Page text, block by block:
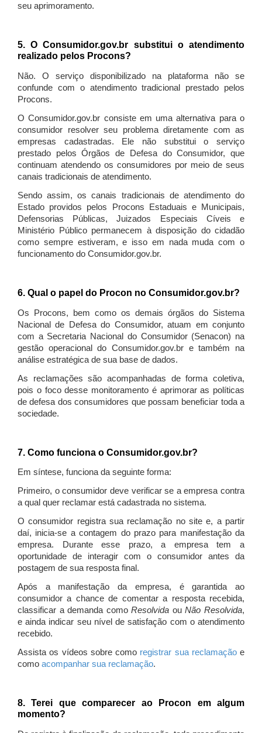
seu aprimoramento.
5. O Consumidor.gov.br substitui o atendimento
realizado pelos Procons?
Não. O serviço disponibilizado na plataforma não se
confunde com o atendimento tradicional prestado pelos
Procons.
O Consumidor.gov.br consiste em uma alternativa para o
consumidor resolver seu problema diretamente com as
empresas cadastradas. Ele não substitui o serviço
prestado pelos Órgãos de Defesa do Consumidor, que
continuam atendendo os consumidores por meio de seus
canais tradicionais de atendimento.
Sendo assim, os canais tradicionais de atendimento do
Estado providos pelos Procons Estaduais e Municipais,
Defensorias Públicas, Juizados Especiais Cíveis e
Ministério Público permanecem à disposição do cidadão
como sempre estiveram, e isso em nada muda com o
funcionamento do Consumidor.gov.br.
6. Qual o papel do Procon no Consumidor.gov.br?
Os Procons, bem como os demais órgãos do Sistema
Nacional de Defesa do Consumidor, atuam em conjunto
com a Secretaria Nacional do Consumidor (Senacon) na
gestão operacional do Consumidor.gov.br e também na
análise estratégica de sua base de dados.
As reclamações são acompanhadas de forma coletiva,
pois o foco desse monitoramento é aprimorar as políticas
de defesa dos consumidores que possam beneficiar toda a
sociedade.
7. Como funciona o Consumidor.gov.br?
Em síntese, funciona da seguinte forma:
Primeiro, o consumidor deve verificar se a empresa contra
a qual quer reclamar está cadastrada no sistema.
O consumidor registra sua reclamação no site e, a partir
daí, inicia-se a contagem do prazo para manifestação da
empresa. Durante esse prazo, a empresa tem a
oportunidade de interagir com o consumidor antes da
postagem de sua resposta final.
Após a manifestação da empresa, é garantida ao
consumidor a chance de comentar a resposta recebida,
classificar a demanda comoResolvida ouNão Resolvida,
e ainda indicar seu nível de satisfação com o atendimento
recebido.
Assista os vídeos sobre como registrar sua reclamaçãoe
como acompanhar sua reclamação.
8. Terei que comparecer ao Procon em algum
momento?